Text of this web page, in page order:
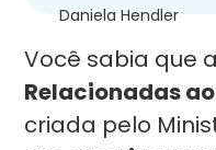
Daniela Hendler
Você sabia que a
Relacionadas
criada pelo